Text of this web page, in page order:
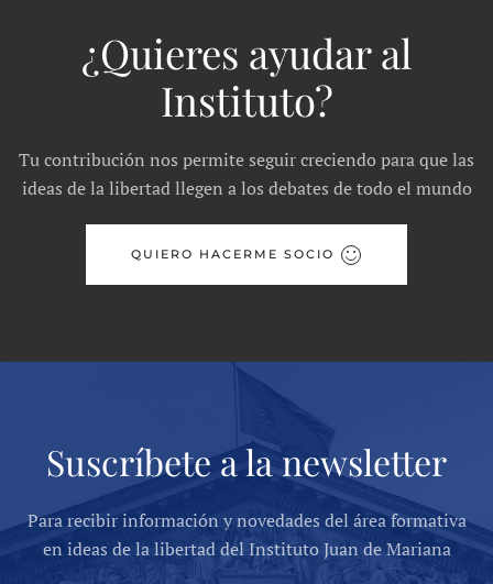
¿Quieres ayudar al
Instituto?
Tu contribución nos permite seguir creciendo para que las
ideas de la libertad llegen a los debates de todo el mundo
QUIERO HACERME SOCIO
Suscríbete a la newsletter
Para recibir información y novedades del área formativa
en ideas de la libertad del Instituto Juan de Mariana